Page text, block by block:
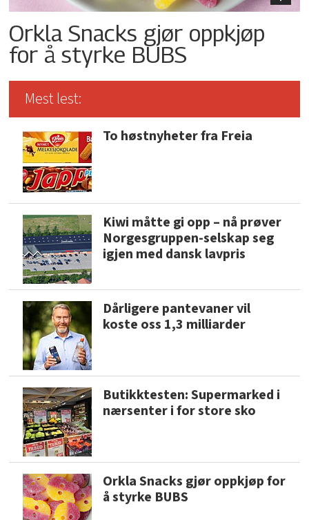
Orkla Snacks gjør oppkjøp
for å styrke BUBS
Mest lest:
To høstnyheter fra Freia
Kiwi måtte gi opp – nå prøver
Norgesgruppen-selskap seg
igjen med dansk lavpris
Dårligere pantevaner vil
koste oss 1,3 milliarder
Butikktesten: Supermarked i
nærsenter i for store sko
Orkla Snacks gjør oppkjøp for
å styrke BUBS